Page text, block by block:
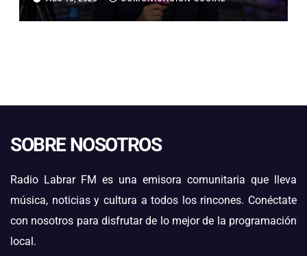
“DEBÍ TRAER EL SNORKEL”
SOBRE NOSOTROS
Radio Labrar FM es una emisora comunitaria que lleva
música, noticias y cultura a todos los rincones. Conéctate
con nosotros para disfrutar de lo mejor de la programación
local.